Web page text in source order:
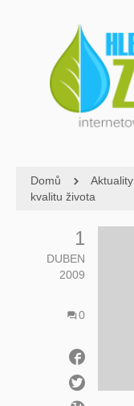
Domů Aktuality
kvalitu života
1
DUBEN
2009
0